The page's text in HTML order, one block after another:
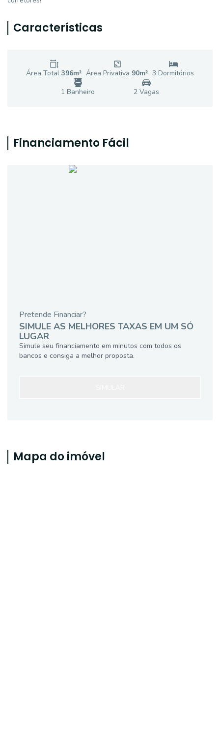
Características
Área Total 396m² Área Privativa 90m² 3 Dormitórios
1 Banheiro 2 Vagas
Financiamento Fácil
Pretende Financiar?
SIMULE AS MELHORES TAXAS EM UM SÓ
LUGAR
Simule seu financiamento em minutos com todos os
bancos e consiga a melhor proposta.
Mapa do imóvel